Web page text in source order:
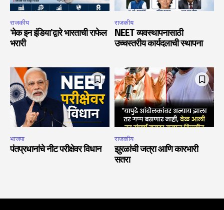
राजकीय
‘मेक इन इंडिया’द्वारे भारताची राफेल
भरारी
राजकीय
NEET व्यवस्थापनासाठी
उच्चस्तरीय कार्यदलाची स्थापना
भाजपा
पंतप्रधानांचे नीट परीक्षेवर विधान
राजकीय
झुरळांची जत्रा आणि कारभारी
सतरा